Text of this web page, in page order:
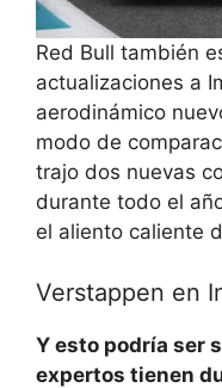
Red Bull también
actualizaciones a
aerodinámico
modo de
trajo dos nuevas
durante todo el
el aliento caliente
Verstappen en
Y esto podría ser
expertos tienen